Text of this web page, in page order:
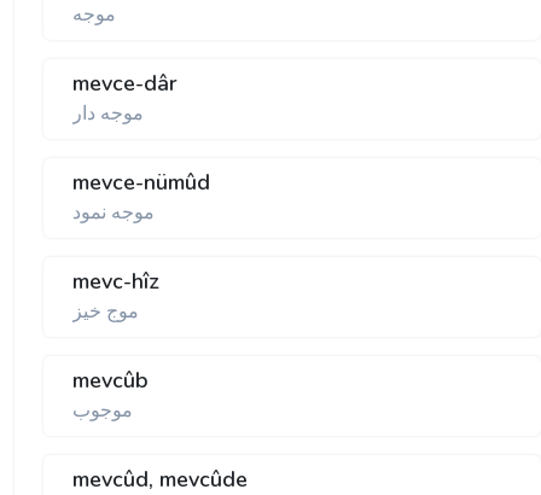
موجه
mevce-dâr
موجه دار
mevce-nümûd
موجه نمود
mevc-hîz
موج خيز
mevcûb
موجوب
mevcûd, mevcûde